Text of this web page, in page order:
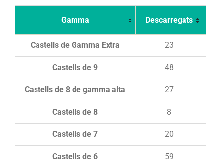
Gamma Descarregats
Castells de Gamma Extra 23
Castells de 9 48
Castells de 8 de gamma alta 27
Castells de 8 8
Castells de 7 20
Castells de 6 59